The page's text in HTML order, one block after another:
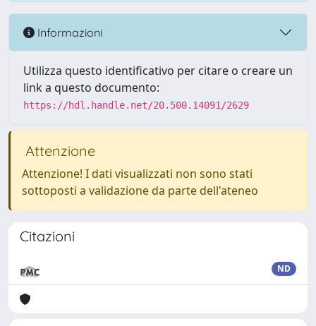
Informazioni
Utilizza questo identificativo per citare o creare un
link a questo documento:
https://hdl.handle.net/20.500.14091/2629
Attenzione
Attenzione! I dati visualizzati non sono stati
sottoposti a validazione da parte dell'ateneo
Citazioni
ND